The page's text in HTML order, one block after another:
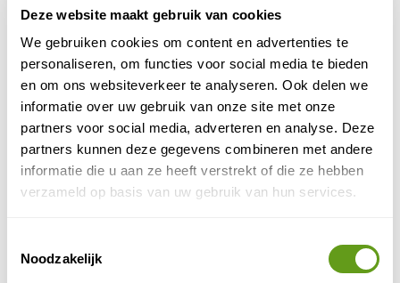
Deze website maakt gebruik van cookies
We gebruiken cookies om content en advertenties te
personaliseren, om functies voor social media te bieden
en om ons websiteverkeer te analyseren. Ook delen we
informatie over uw gebruik van onze site met onze
partners voor social media, adverteren en analyse. Deze
partners kunnen deze gegevens combineren met andere
informatie die u aan ze heeft verstrekt of die ze hebben
verzameld op basis van uw gebruik van hun services.
Noodzakelijk
wel shelters waar je een nacht in de natuur kan
doorbrengen.
Overnachten in de natuur van Zweden
Hutje midden in het bos of aan het meer of slapen
in een zwevende tent of boomhut? In Zweden kan
alles. Je krijgt hoe dan ook een back to nature
ervaring.